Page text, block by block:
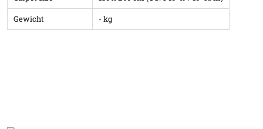
Gewicht
- kg